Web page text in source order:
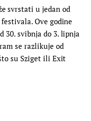
svrstati u jedan od
Ove godine
30. svibnja do 3. lipnja
se razlikuje od
su Sziget ili Exit